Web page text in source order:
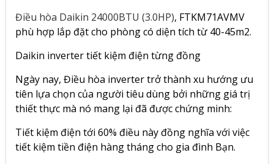
Điều hòa Daikin 24000BTU (3.0HP), FTKM71AVMV
phù hợp lắp đặt cho phòng có diện tích từ 40-45m2.
Daikin inverter tiết kiệm điện từng đồng
Ngày nay, Điều hòa inverter trở thành xu hướng ưu
tiên lựa chọn của người tiêu dùng bởi những giá trị
thiết thực mà nó mang lại đã được chứng minh:
Tiết kiệm điện tới 60% điều này đồng nghĩa với việc
tiết kiệm tiền điện hàng tháng cho gia đình Bạn.